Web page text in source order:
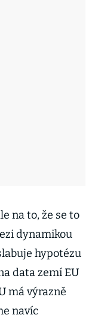
na to, že se to
dynamikou
hypotézu
data zemí EU
má výrazně
navíc